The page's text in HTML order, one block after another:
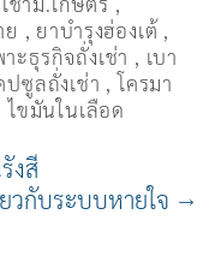
ย , ยาบำรุงฮ่องเต้ ,
ะธุรกิจถั่งเช่า , เบา
ปซูลถั่งเช่า ,โครมา
ไขมันในเลือด
งสี
วกับระบบหายใจ →